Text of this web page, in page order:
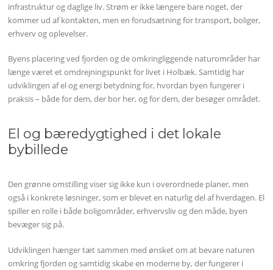
infrastruktur og daglige liv. Strøm er ikke længere bare noget, der
kommer ud af kontakten, men en forudsætning for transport, boliger,
erhverv og oplevelser.
Byens placering ved fjorden og de omkringliggende naturområder har
længe været et omdrejningspunkt for livet i Holbæk. Samtidig har
udviklingen af el og energi betydning for, hvordan byen fungerer i
praksis – både for dem, der bor her, og for dem, der besøger området.
El og bæredygtighed i det lokale
bybillede
Den grønne omstilling viser sig ikke kun i overordnede planer, men
også i konkrete løsninger, som er blevet en naturlig del af hverdagen. El
spiller en rolle i både boligområder, erhvervsliv og den måde, byen
bevæger sig på.
Udviklingen hænger tæt sammen med ønsket om at bevare naturen
omkring fjorden og samtidig skabe en moderne by, der fungerer i